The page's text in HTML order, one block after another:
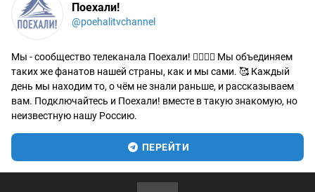
Поехали!
@poehalitvchannel
Мы - сообщество телеканала Поехали! 🙋‍♂️🙋‍♀️ Мы объединяем
таких же фанатов нашей страны, как и мы сами. 🥰 Каждый
день мы находим то, о чём не знали раньше, и рассказываем
вам. Подключайтесь и Поехали! вместе в такую знакомую, но
неизвестную нашу Россию.
ПЕРЕЙТИ